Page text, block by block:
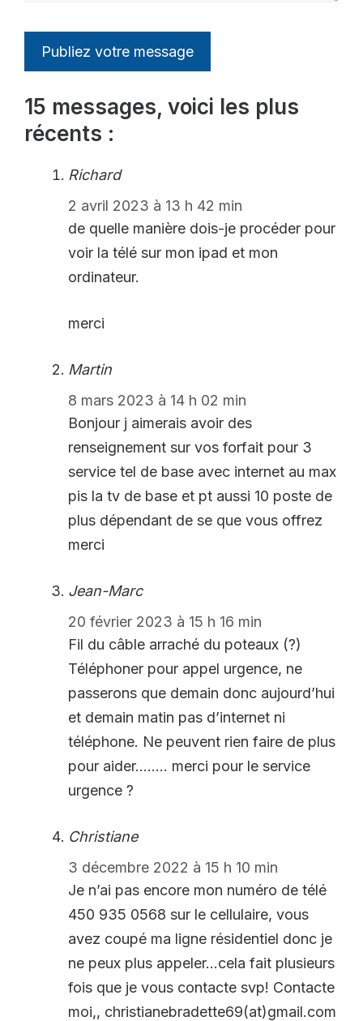
15 messages, voici les plus
récents :
Richard
2 avril 2023 à 13 h 42 min
de quelle manière dois-je procéder pour
voir la télé sur mon ipad et mon
ordinateur.
merci
Martin
8 mars 2023 à 14 h 02 min
Bonjour j aimerais avoir des
renseignement sur vos forfait pour 3
service tel de base avec internet au max
pis la tv de base et pt aussi 10 poste de
plus dépendant de se que vous offrez
merci
Jean-Marc
20 février 2023 à 15 h 16 min
Fil du câble arraché du poteaux (?)
Téléphoner pour appel urgence, ne
passerons que demain donc aujourd’hui
et demain matin pas d’internet ni
téléphone. Ne peuvent rien faire de plus
pour aider…….. merci pour le service
urgence ?
Christiane
3 décembre 2022 à 15 h 10 min
Je n’ai pas encore mon numéro de télé
450 935 0568 sur le cellulaire, vous
avez coupé ma ligne résidentiel donc je
ne peux plus appeler…cela fait plusieurs
fois que je vous contacte svp! Contacte
moi,, christianebradette69(at)gmail.com